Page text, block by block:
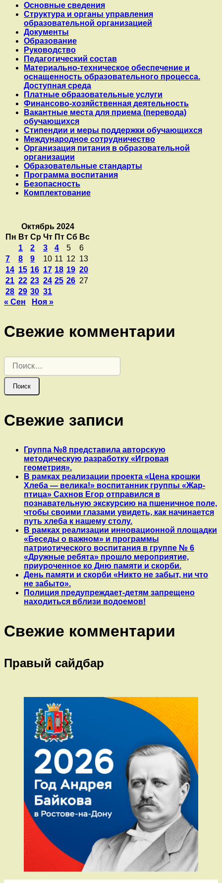
словами
и
пожелали
Основные сведения
Структура и органы управления
образовательной организацией
Документы
Образование
Руководство
Педагогический состав
Материально-техническое обеспечение и
оснащенность образовательного процесса.
Доступная среда
Платные образовательные услуги
Финансово-хозяйственная деятельность
Вакантные места для приема (перевода)
обучающихся
Стипендии и меры поддержки обучающихся
Международное сотрудничество
Организация питания в образовательной
организации
Образовательные стандарты
Программа воспитания
Безопасность
Комплектование
Октябрь 2024
Пн Вт Ср Чт Пт Сб Вс
1
2 3 4 5
6
7
8 9 10 11 12 13
14 15 16 17 18 19 20
21 22 23 24 25 26 27
28 29 30 31
« Сен
Ноя »
Свежие комментарии
Найти:
Свежие записи
Группа №8 представила авторскую
методическую разработку «Игровая
геометрия».
В рамках реализации проекта «Цена крошки
Хлеба — велика!» воспитанник группы «Жар-
птица» Сахнов Егор отправился в
познавательную экскурсию на пшеничное поле,
чтобы своими глазами увидеть, как начинается
путь хлеба к нашему столу.
В рамках реализации инновационной площадки
«Беседы о важном» и программы
патриотического воспитания в группе № 6
«Дружные ребята» прошло мероприятие,
приуроченное ко Дню памяти и скорби.
День памяти и скорби «Никто не забыт, ни что
не забыто».
Полиция предупреждает-детям запрещено
находиться вблизи водоемов!
Свежие комментарии
Правый сайдбар